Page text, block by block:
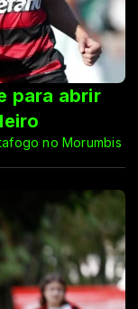
para abrir
no Morumbis